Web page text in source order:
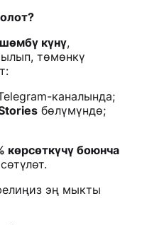
күнү,
төмөнкү
каналында;
бөлүмүндө;
көрсөткүчү боюнча
эң мыкты